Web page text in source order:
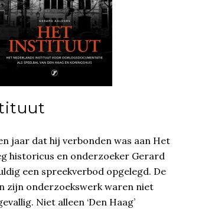
jaar dat hij verbonden was aan Het
historicus en onderzoeker Gerard
een spreekverbod opgelegd. De
zijn onderzoekswerk waren niet
Niet alleen ‘Den Haag’